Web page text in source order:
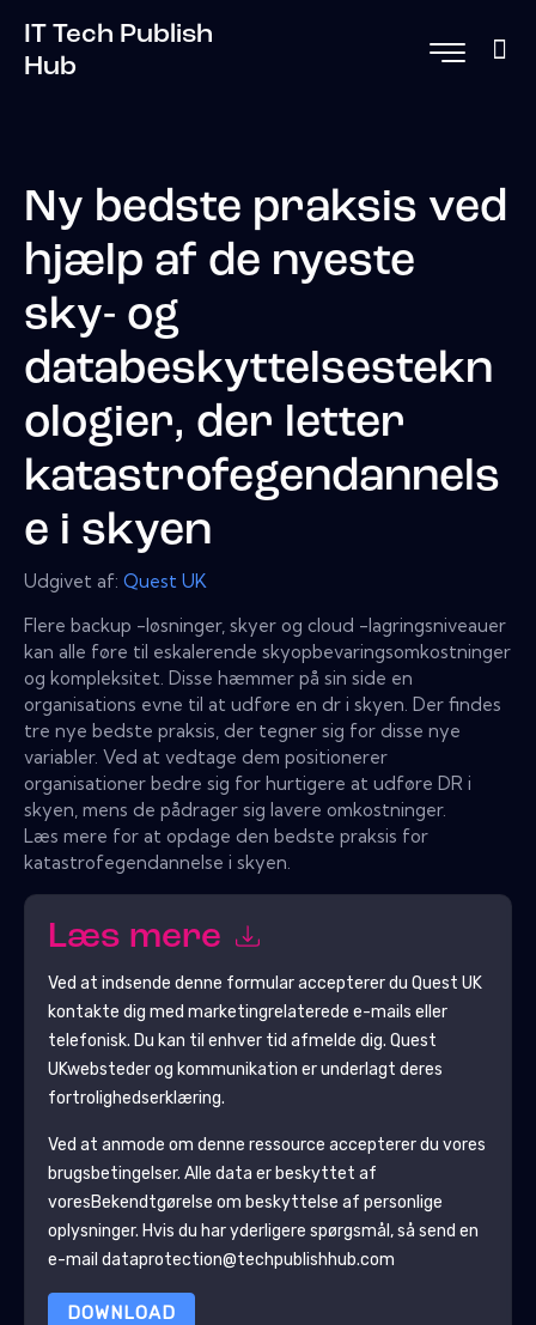
IT Tech Publish
Hub
Ny bedste praksis ved
hjælp af de nyeste
sky- og
databeskyttelsestekn
ologier, der letter
katastrofegendannels
e i skyen
Udgivet af: Quest UK
Flere backup -løsninger, skyer og cloud -lagringsniveauer
kan alle føre til eskalerende skyopbevaringsomkostninger
og kompleksitet. Disse hæmmer på sin side en
organisations evne til at udføre en dr i skyen. Der findes
tre nye bedste praksis, der tegner sig for disse nye
variabler. Ved at vedtage dem positionerer
organisationer bedre sig for hurtigere at udføre DR i
skyen, mens de pådrager sig lavere omkostninger.
Læs mere for at opdage den bedste praksis for
katastrofegendannelse i skyen.
Læs mere
Ved at indsende denne formular accepterer du Quest UK
kontakte dig med marketingrelaterede e-mails eller
telefonisk. Du kan til enhver tid afmelde dig. Quest
UKwebsteder og kommunikation er underlagt deres
fortrolighedserklæring.
Ved at anmode om denne ressource accepterer du vores
brugsbetingelser. Alle data er beskyttet af
voresBekendtgørelse om beskyttelse af personlige
oplysninger. Hvis du har yderligere spørgsmål, så send en
e-mail dataprotection@techpublishhub.com
DOWNLOAD